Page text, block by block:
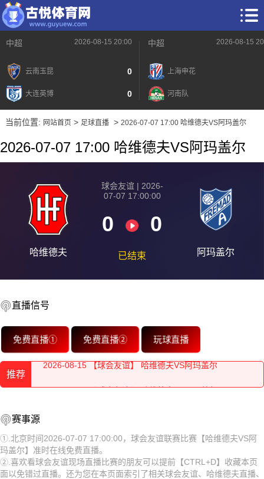
中超 2026-08-15 20:00
云南玉昆 0
大连英博 0
中超 2026-08-15
上海申花
河南队
当前位置: 网站首页> 足球直播> 2026-07-07 17:00 哈维德夫VS阿玛盖尔
2026-07-07 17:00 哈维德夫VS阿玛盖尔
哈维德夫
球会友谊 | 2026-
07-07 17:00:00
0 0
已结束 阿玛盖尔
直播信号
免费直播① 免费直播② 玩球直播
推荐
2026-08-15 【球会友谊】 哈维德夫VS阿玛盖尔
2026-08-15 【球会友谊】 哈维德夫VS阿玛盖尔
2026-08-15 【球会友谊】 哈维德夫VS阿玛盖尔
2026-08-15 【球会友谊】 哈维德夫VS阿玛盖尔
2026-08-15 【球会友谊】 哈维德夫VS阿玛盖尔
赛事源
①.北京时间2026-07-07 17:00:00，球会友谊联赛比赛【哈维德夫VS阿
玛盖尔】准时在线免费直播。
②.喜欢看球会友谊现场直播比赛的朋友可以提前【CTRL+D】收藏本页
面以免错过直播。还为您在本页面索引了相关球会友谊、哈维德夫直播、